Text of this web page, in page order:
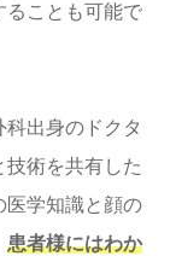
ることも可能で
出身のドクタ
術を共有した
医学知識と顔の
患者様にはわか